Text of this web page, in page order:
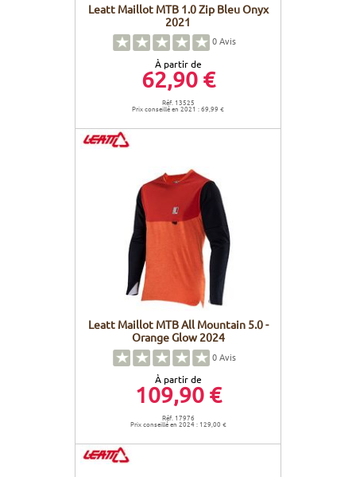
Leatt Maillot MTB 1.0 Zip Bleu Onyx
2021
0Avis
À partir de
62,90 €
Réf. 13525
Prix conseillé en 2021 : 69,99 €
Leatt Maillot MTB All Mountain 5.0 -
Orange Glow 2024
0Avis
À partir de
109,90 €
Réf. 17976
Prix conseillé en 2024 : 129,00 €